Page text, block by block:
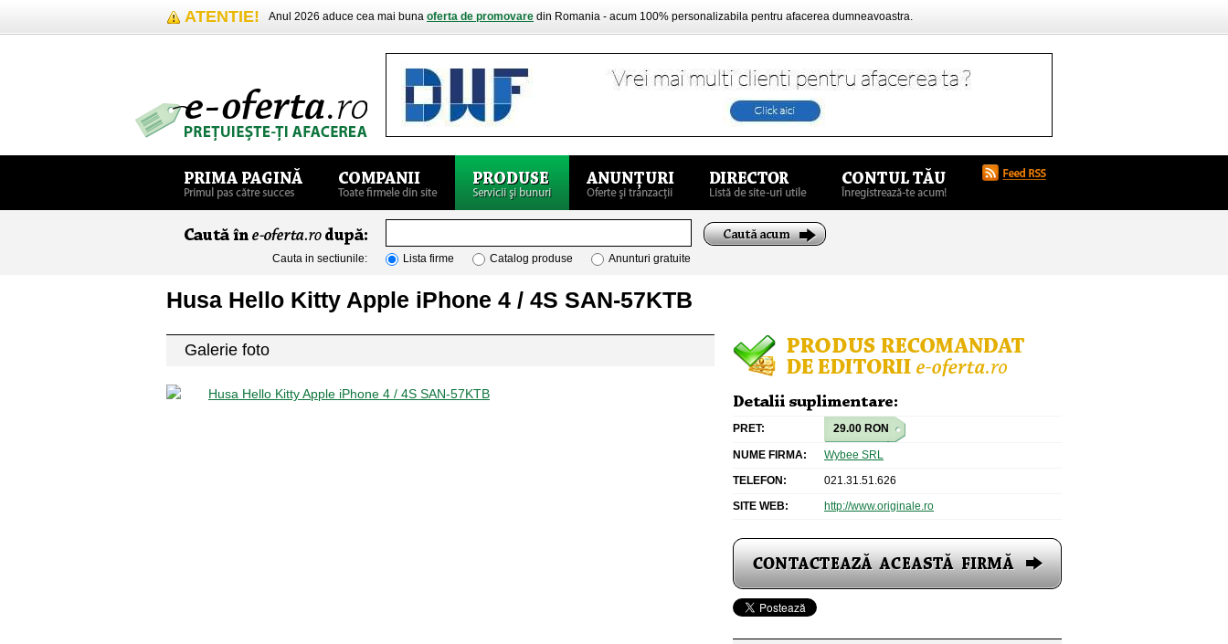
ATENTIE! Anul 2026 aduce cea mai buna oferta de promovare din Romania - acum 100% personalizabila pentru afacerea dumneavoastra.
Cauta in sectiunile: Lista firme Catalog produse Anunturi gratuite
Husa Hello Kitty Apple iPhone 4 / 4S SAN-57KTB
Galerie foto
PRET: 29.00 RON
NUME FIRMA:
Wybee SRL
TELEFON:
021.31.51.626
SITE WEB:
http://www.originale.ro